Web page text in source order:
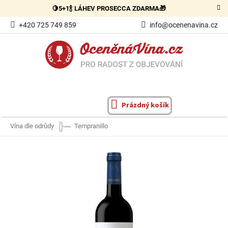
obsah
🍋5+1🍾 LÁHEV PROSECCA ZDARMA🎁
+420 725 749 859 info@ocenenavina.cz
NÁKUPNÍ
Prázdný košík
Vína dle odrůdy Tempranillo